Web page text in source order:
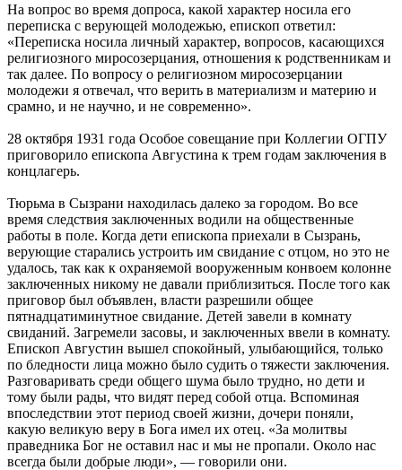
На вопрос во время допроса, какой характер носила его
переписка с верующей молодежью, епископ ответил:
«Переписка носила личный характер, вопросов, касающихся
религиозного миросозерцания, отношения к родственникам и
так далее. По вопросу о религиозном миросозерцании
молодежи я отвечал, что верить в материализм и материю и
срамно, и не научно, и не современно».
28 октября 1931 года Особое совещание при Коллегии ОГПУ
приговорило епископа Августина к трем годам заключения в
концлагерь.
Тюрьма в Сызрани находилась далеко за городом. Во все
время следствия заключенных водили на общественные
работы в поле. Когда дети епископа приехали в Сызрань,
верующие старались устроить им свидание с отцом, но это не
удалось, так как к охраняемой вооруженным конвоем колонне
заключенных никому не давали приблизиться. После того как
приговор был объявлен, власти разрешили общее
пятнадцатиминутное свидание. Детей завели в комнату
свиданий. Загремели засовы, и заключенных ввели в комнату.
Епископ Августин вышел спокойный, улыбающийся, только
по бледности лица можно было судить о тяжести заключения.
Разговаривать среди общего шума было трудно, но дети и
тому были рады, что видят перед собой отца. Вспоминая
впоследствии этот период своей жизни, дочери поняли,
какую великую веру в Бога имел их отец. «За молитвы
праведника Бог не оставил нас и мы не пропали. Около нас
всегда были добрые люди», — говорили они.